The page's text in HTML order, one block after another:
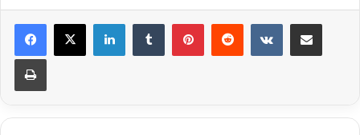
LinkedIn VKontakte
Drucken